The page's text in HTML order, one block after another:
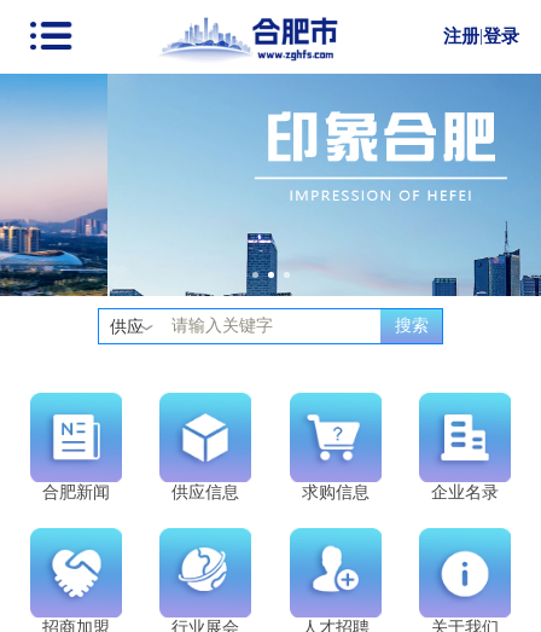
注册 |登录
供应 搜索
合肥新闻 供应信息 求购信息 企业名录
招商加盟 行业展会 人才招聘 关于我们